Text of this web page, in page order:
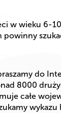
w wieku 6-
do
8000
całe